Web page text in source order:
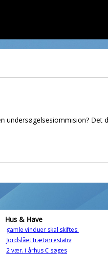
undersøgelsesiommision? Det
Hus & Have
gamle vinduer skal skiftes:
Jordslået trætørrestativ
2 vær. i århus C søges